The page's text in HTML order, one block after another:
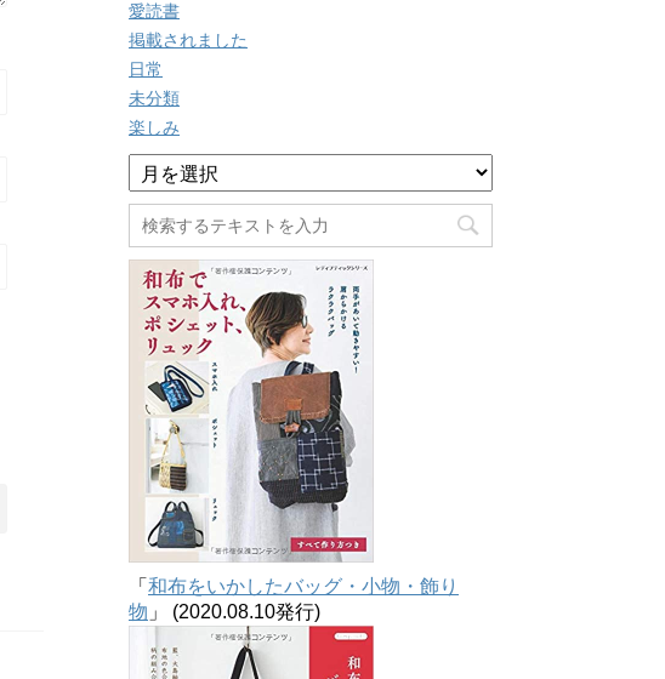
愛読書
掲載されました
日常
未分類
楽しみ
ア
ー
カ
イ
ブ
「 和布をいかしたバッグ・小物・飾り
物 」 (2020.08.10発行)